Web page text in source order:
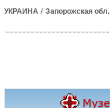
УКРАИНА / Запорожская обл.